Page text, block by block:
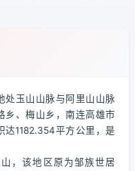
处玉山山脉与阿里山山脉
乡、梅山乡，南连高雄市
1182.354平方公里，是
，该地区原为邹族世居